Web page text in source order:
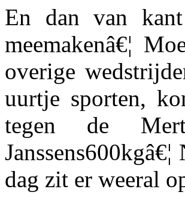
En dan van
meemakenâ€¦
overige
uurtje sporten,
tegen de
dag zit er weeral